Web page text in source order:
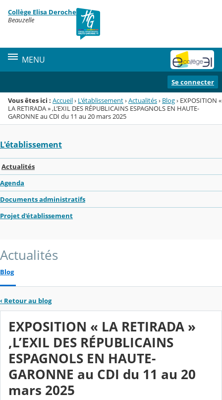
Menu de la rubrique
Contenu
Collège Elisa Deroche
Beauzelle
MENU
Se connecter
Vous êtes ici : Accueil› L'établissement›Actualités› Blog› EXPOSITION «
LA RETIRADA » ,L’EXIL DES RÉPUBLICAINS ESPAGNOLS EN HAUTE-
GARONNE au CDI du 11 au 20 mars 2025
L'établissement
Actualités
Agenda
Documents administratifs
Projet d'établissement
Actualités
Blog
‹ Retour au blog
EXPOSITION « LA RETIRADA »
,L’EXIL DES RÉPUBLICAINS
ESPAGNOLS EN HAUTE-
GARONNE au CDI du 11 au 20
mars 2025